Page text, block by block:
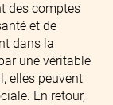
des comptes
et de
dans la
une véritable
elles peuvent
En retour,